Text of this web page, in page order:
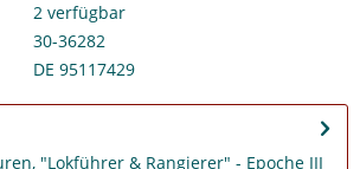
2verfügbar
30-36282
DE 95117429
"Lokführer & Rangierer" - Epoche III